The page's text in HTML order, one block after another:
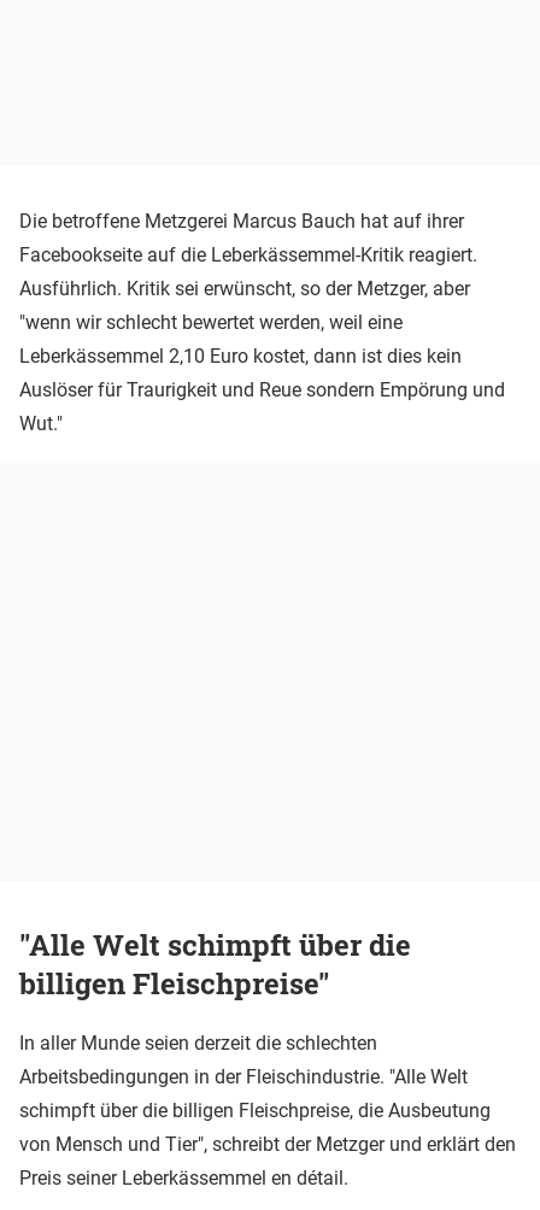
Die betroffene Metzgerei Marcus Bauch hat auf ihrer
Facebookseite auf die Leberkässemmel-Kritik reagiert.
Ausführlich. Kritik sei erwünscht, so der Metzger, aber
"wenn wir schlecht bewertet werden, weil eine
Leberkässemmel 2,10 Euro kostet, dann ist dies kein
Auslöser für Traurigkeit und Reue sondern Empörung und
Wut."
"Alle Welt schimpft über die
billigen Fleischpreise"
In aller Munde seien derzeit die schlechten
Arbeitsbedingungen in der Fleischindustrie. "Alle Welt
schimpft über die billigen Fleischpreise, die Ausbeutung
von Mensch und Tier", schreibt der Metzger und erklärt den
Preis seiner Leberkässemmel en détail.